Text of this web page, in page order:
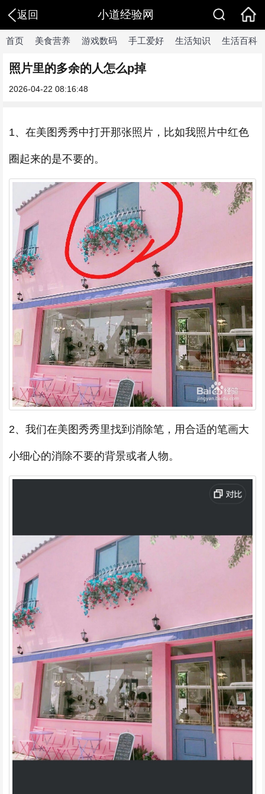
返回 小道经验网
首页 美食营养 游戏数码 手工爱好 生活知识 生活百科
照片里的多余的人怎么p掉
2026-04-22 08:16:48
1、在美图秀秀中打开那张照片，比如我照片中红色
圈起来的是不要的。
2、我们在美图秀秀里找到消除笔，用合适的笔画大
小细心的消除不要的背景或者人物。